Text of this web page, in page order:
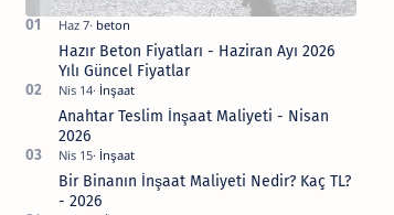
Hazır Beton Fiyatları - Haziran Ayı 2026
Yılı Güncel Fiyatlar
Anahtar Teslim İnşaat Maliyeti - Nisan
2026
Bir Binanın İnşaat Maliyeti Nedir? Kaç TL?
- 2026